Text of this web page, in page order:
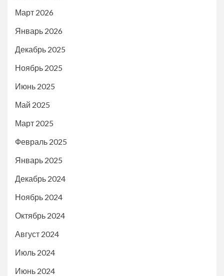
Март 2026
Январь 2026
Декабрь 2025
Ноябрь 2025
Июнь 2025
Май 2025
Март 2025
Февраль 2025
Январь 2025
Декабрь 2024
Ноябрь 2024
Октябрь 2024
Август 2024
Июль 2024
Июнь 2024